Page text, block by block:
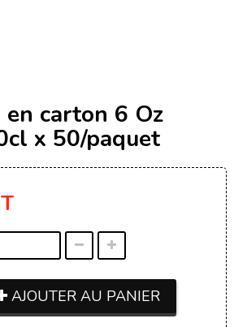
carton 6 Oz
x 50/paquet
AJOUTER AU PANIER